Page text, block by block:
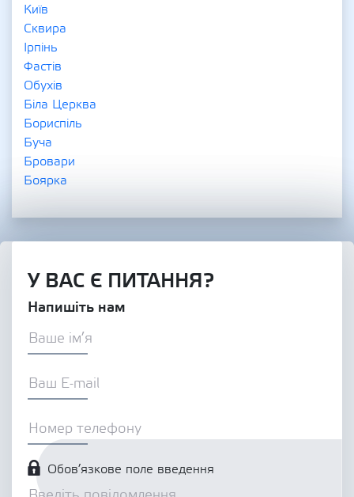
Київ
Сквира
Ірпінь
Фастів
Обухів
Біла Церква
Бориспіль
Буча
Бровари
Боярка
У ВАС Є ПИТАННЯ?
Напишіть нам
Обов’язкове поле введення